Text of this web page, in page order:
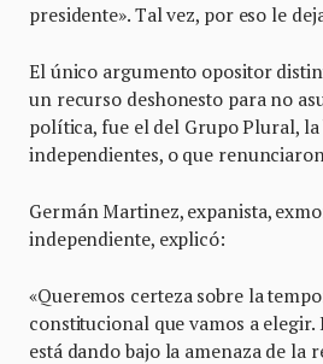
presidente». Tal vez, por eso le
El único argumento opositor
un recurso deshonesto para no
política, fue el del Grupo Plural, la
independientes, o que
Germán Martinez, expanista,
independiente, explicó:
«Queremos certeza sobre la
constitucional que vamos a elegir.
está dando bajo la amenaza de la